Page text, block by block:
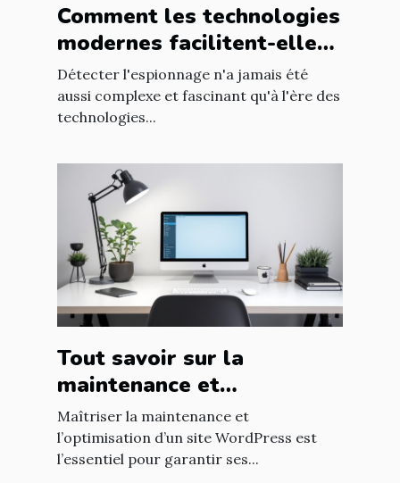
Comment les technologies
modernes facilitent-elles
la détection d'espionnage
?
Détecter l'espionnage n'a jamais été
aussi complexe et fascinant qu'à l'ère des
technologies...
Tout savoir sur la
maintenance et
l'optimisation de sites
WordPress
Maîtriser la maintenance et
l’optimisation d’un site WordPress est
l’essentiel pour garantir ses...